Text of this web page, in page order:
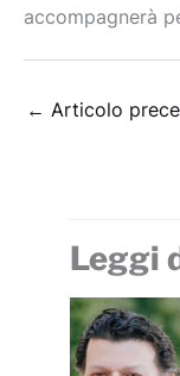
accompagnerà
← Articolo
Leggi